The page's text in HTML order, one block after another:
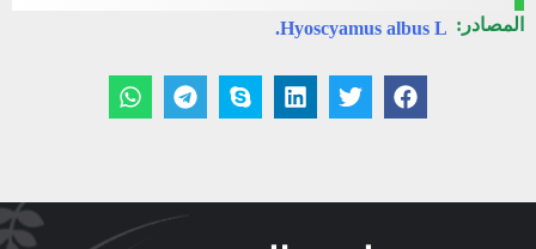
المصادر: Hyoscyamus albus L.